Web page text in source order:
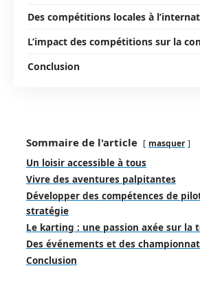
Des compétitions locales à
L’impact des compétitions sur la
Conclusion
Sommaire de l'article masquer
Un loisir accessible à tous
Vivre des aventures palpitantes
Développer des compétences de
stratégie
Le karting : une passion axée sur la
Des événements et des
Conclusion